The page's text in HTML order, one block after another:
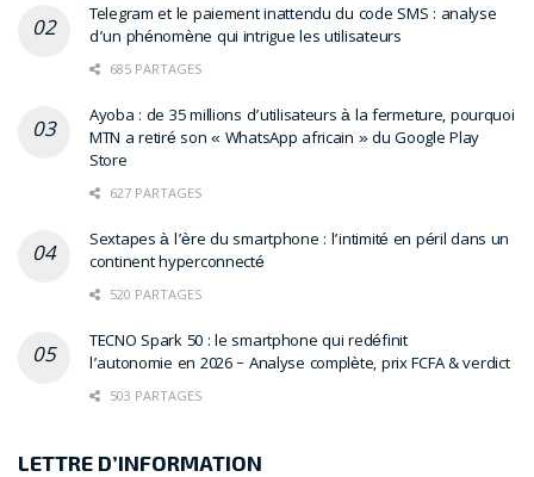
Telegram et le paiement inattendu du code SMS : analyse
d’un phénomène qui intrigue les utilisateurs
685 PARTAGES
Ayoba : de 35 millions d’utilisateurs à la fermeture, pourquoi
MTN a retiré son « WhatsApp africain » du Google Play
Store
627 PARTAGES
Sextapes à l’ère du smartphone : l’intimité en péril dans un
continent hyperconnecté
520 PARTAGES
TECNO Spark 50 : le smartphone qui redéfinit
l’autonomie en 2026 – Analyse complète, prix FCFA & verdict
503 PARTAGES
LETTRE D’INFORMATION